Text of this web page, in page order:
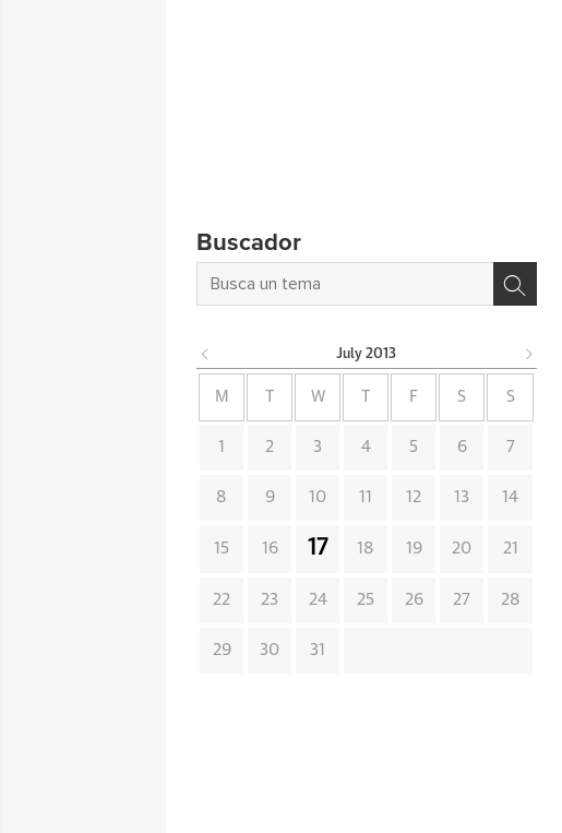
Buscador
July 2013
M W F S S
1 2 3 4 5 6 7
8 9 10 11 12 13 14
15 16 17 18 19 20 21
22 23 24 25 26 27 28
29 30 31